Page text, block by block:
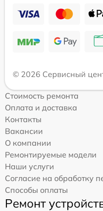
© 2026 Сервисный
Стоимость ремонта
Оплата и доставка
Контакты
Вакансии
О компании
Ремонтируемые модели
Наши услуги
Согласие на обработку
Способы оплаты
Ремонт